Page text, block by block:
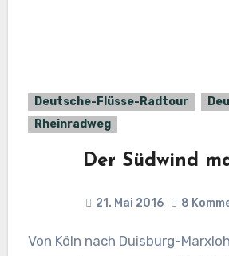
Deutsche-Flüsse-Radtour
Rheinradweg
Der Südwind
21. Mai 2016 8
Von Köln nach Duisburg-Marxloh Köln am frühen